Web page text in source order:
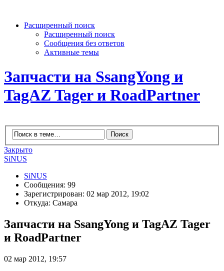
Расширенный поиск
Расширенный поиск
Сообщения без ответов
Активные темы
Запчасти на SsangYong и
TagAZ Tager и RoadPartner
Закрыто
SiNUS
SiNUS
Сообщения: 99
Зарегистрирован: 02 мар 2012, 19:02
Откуда: Самара
Запчасти на SsangYong и TagAZ Tager
и RoadPartner
02 мар 2012, 19:57